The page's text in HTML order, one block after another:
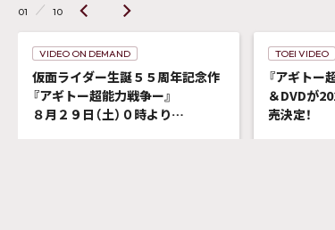
VIDEO ON DEMAND
仮面ライダー生誕５５周年記念作
『アギトー超能力戦争ー』
８月２９日（土）０時より
TOEI VIDEO
『アギトー
＆DVDが
売決定！
01 10